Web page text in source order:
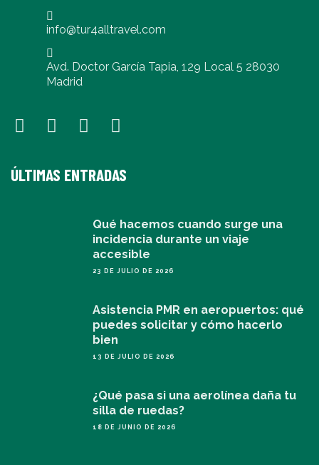
info@tur4alltravel.com
Avd. Doctor García Tapia, 129 Local 5 28030
Madrid
ÚLTIMAS ENTRADAS
Qué hacemos cuando surge una
incidencia durante un viaje
accesible
23 DE JULIO DE 2026
Asistencia PMR en aeropuertos: qué
puedes solicitar y cómo hacerlo
bien
13 DE JULIO DE 2026
¿Qué pasa si una aerolínea daña tu
silla de ruedas?
18 DE JUNIO DE 2026